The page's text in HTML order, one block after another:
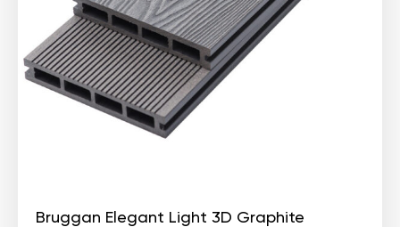
Bruggan Elegant Light 3D Graphite